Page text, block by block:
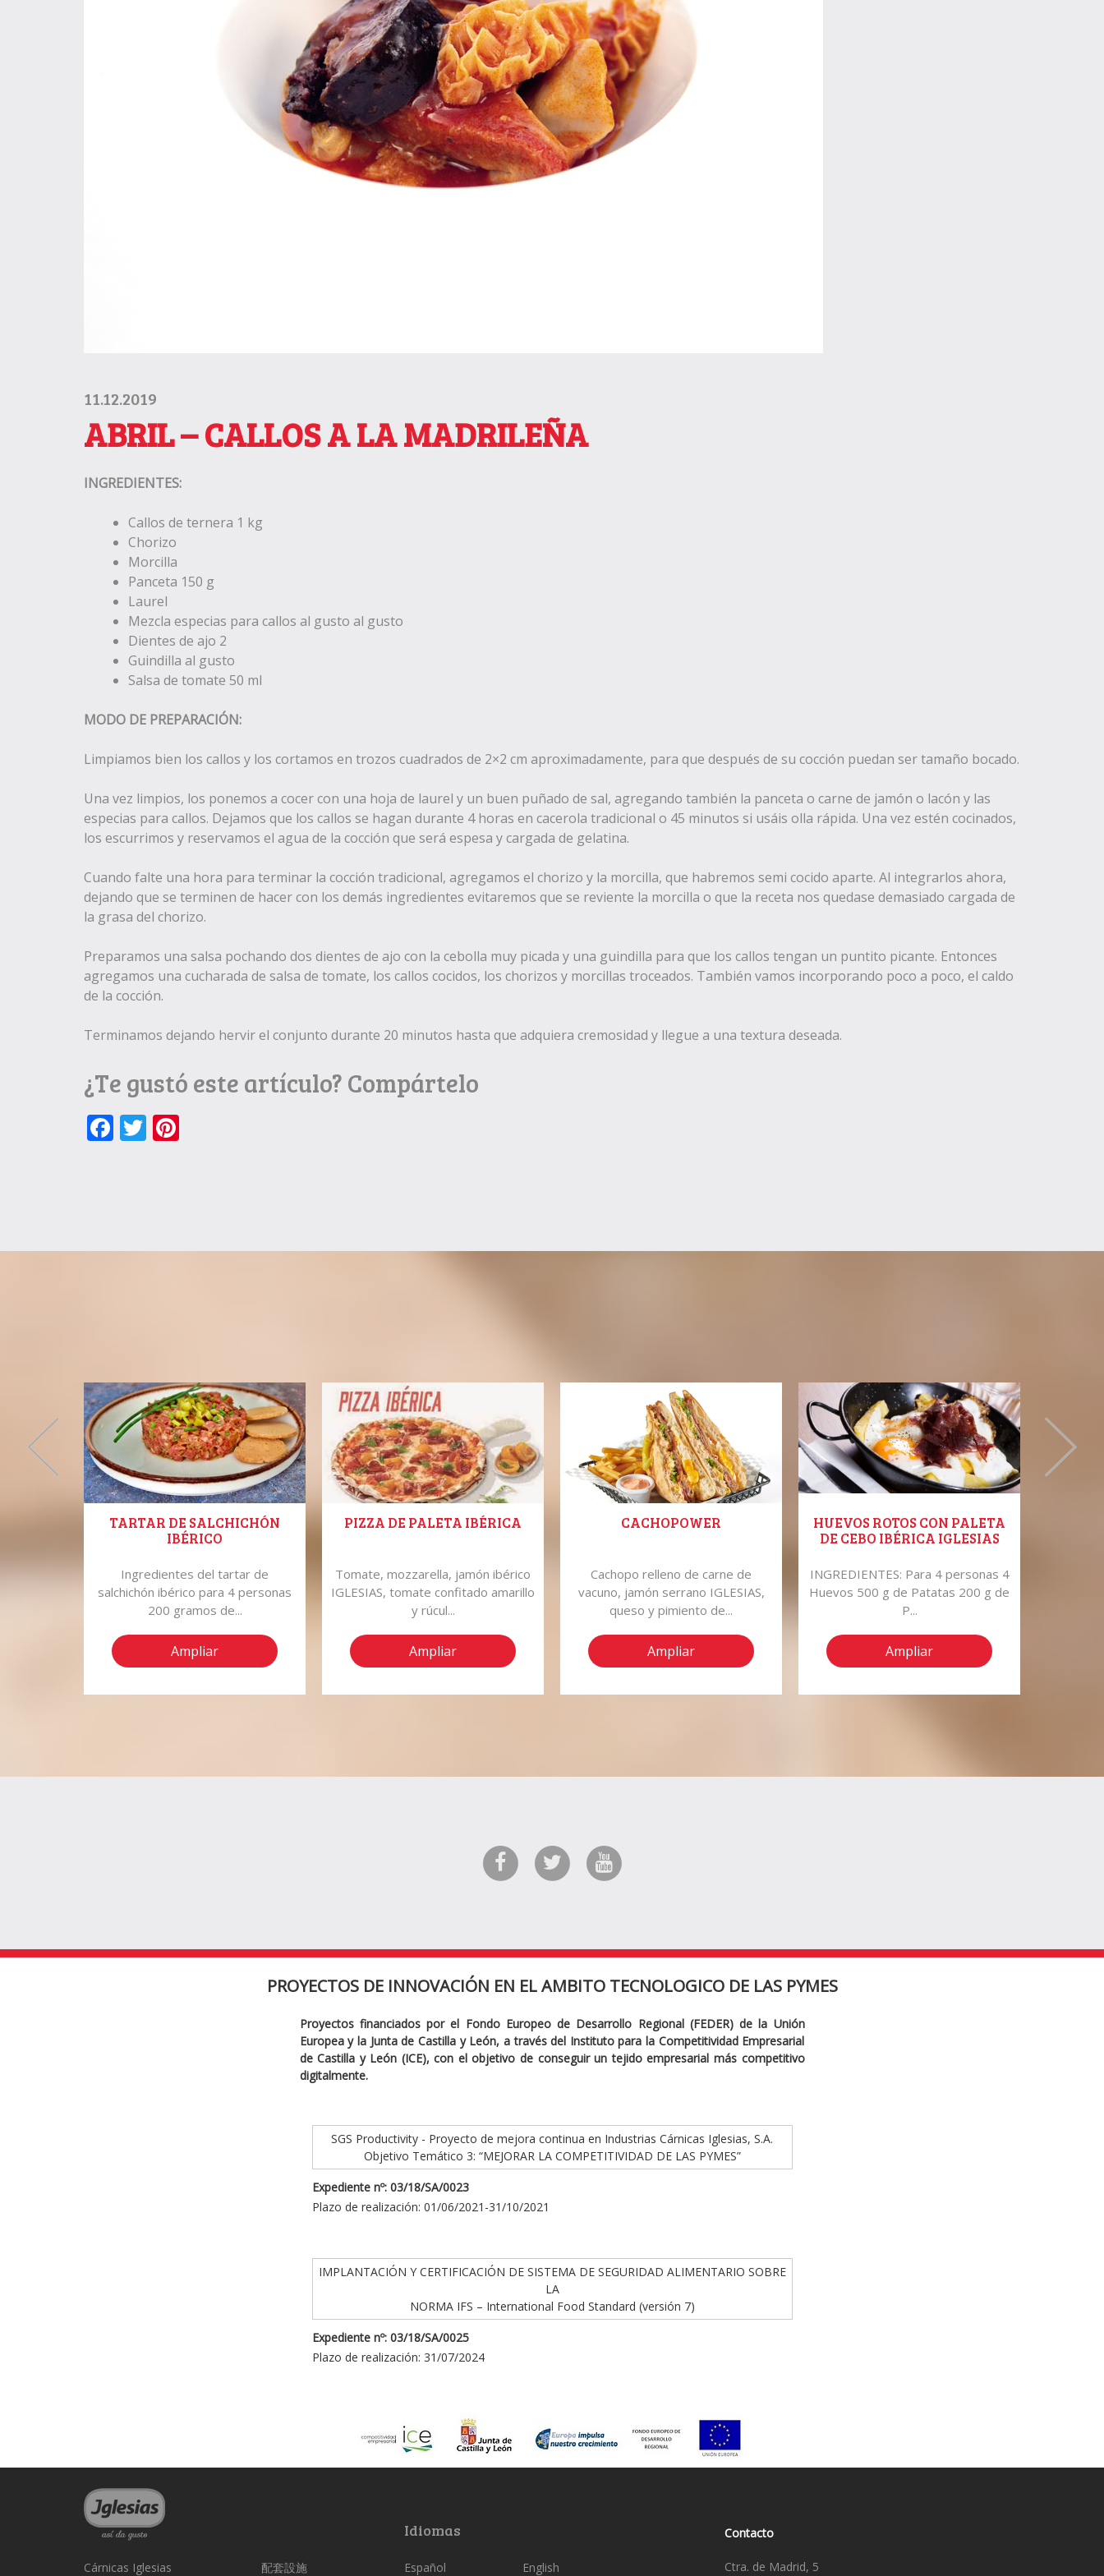
11.12.2019
ABRIL – CALLOS A LA MADRILEÑA
INGREDIENTES:
Callos de ternera 1 kg
Chorizo
Morcilla
Panceta 150 g
Laurel
Mezcla especias para callos al gusto al gusto
Dientes de ajo 2
Guindilla al gusto
Salsa de tomate 50 ml
MODO DE PREPARACIÓN:
Limpiamos bien los callos y los cortamos en trozos cuadrados de 2×2 cm aproximadamente, para que después de su cocción puedan ser tamaño bocado.
Una vez limpios, los ponemos a cocer con una hoja de laurel y un buen puñado de sal, agregando también la panceta o carne de jamón o lacón y las
especias para callos. Dejamos que los callos se hagan durante 4 horas en cacerola tradicional o 45 minutos si usáis olla rápida. Una vez estén cocinados,
los escurrimos y reservamos el agua de la cocción que será espesa y cargada de gelatina.
Cuando falte una hora para terminar la cocción tradicional, agregamos el chorizo y la morcilla, que habremos semi cocido aparte. Al integrarlos ahora,
dejando que se terminen de hacer con los demás ingredientes evitaremos que se reviente la morcilla o que la receta nos quedase demasiado cargada de
la grasa del chorizo.
Preparamos una salsa pochando dos dientes de ajo con la cebolla muy picada y una guindilla para que los callos tengan un puntito picante. Entonces
agregamos una cucharada de salsa de tomate, los callos cocidos, los chorizos y morcillas troceados. También vamos incorporando poco a poco, el caldo
de la cocción.
Terminamos dejando hervir el conjunto durante 20 minutos hasta que adquiera cremosidad y llegue a una textura deseada.
¿Te gustó este artículo? Compártelo
Facebook
Twitter
TARTAR DE SALCHICHÓN
IBÉRICO
Ingredientes del tartar de
salchichón ibérico para 4 personas
200 gramos de...
Ampliar
PIZZA DE PALETA IBÉRICA
Tomate, mozzarella, jamón ibérico
IGLESIAS, tomate confitado amarillo
y rúcul...
Ampliar
CACHOPOWER
Cachopo relleno de carne de
vacuno, jamón serrano IGLESIAS,
queso y pimiento de...
Ampliar
HUEVOS ROTOS CON PALETA
DE CEBO IBÉRICA IGLESIAS
INGREDIENTES: Para 4 personas 4
Huevos 500 g de Patatas 200 g de
P...
Ampliar
PROYECTOS DE INNOVACIÓN EN EL AMBITO TECNOLOGICO DE LAS PYMES
Proyectos financiados por el Fondo Europeo de Desarrollo Regional (FEDER) de la Unión
Europea y la Junta de Castilla y León, a través del Instituto para la Competitividad Empresarial
de Castilla y León (ICE), con el objetivo de conseguir un tejido empresarial más competitivo
digitalmente.
SGS Productivity - Proyecto de mejora continua en Industrias Cárnicas Iglesias, S.A.
Objetivo Temático 3: “MEJORAR LA COMPETITIVIDAD DE LAS PYMES”
Expediente nº: 03/18/SA/0023
Plazo de realización: 01/06/2021-31/10/2021
IMPLANTACIÓN Y CERTIFICACIÓN DE SISTEMA DE SEGURIDAD ALIMENTARIO SOBRE
LA
NORMA IFS – International Food Standard (versión 7)
Expediente nº: 03/18/SA/0025
Plazo de realización: 31/07/2024
Cárnicas Iglesias 配套設施
Idiomas
Español English
Contacto
Ctra. de Madrid, 5